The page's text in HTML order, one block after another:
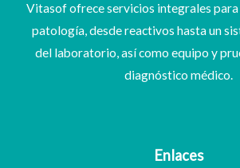
Vitasof ofrece servicios integrales
patología, desde reactivos hasta un
del laboratorio, así como equipo y
diagnóstico médico.
Enlaces